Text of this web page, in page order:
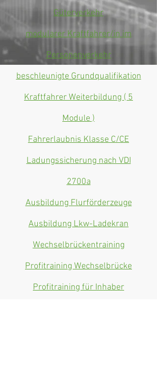
Güterverkehr
modularer Kraftfahrer/in im
Personenverkehr
beschleunigte Grundqualifikation
Kraftfahrer Weiterbildung ( 5
Module )
Fahrerlaubnis Klasse C/CE
Ladungssicherung nach VDI
2700a
Ausbildung Flurförderzeuge
Ausbildung Lkw-Ladekran
Wechselbrückentraining
Profitraining Wechselbrücke
Profitraining für Inhaber